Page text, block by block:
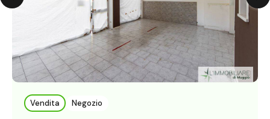
Vendita Negozio